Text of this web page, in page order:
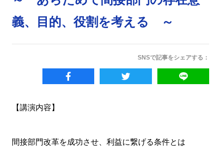
義、目的、役割を考える ～
SNSで記事をシェアする：
【講演内容】
間接部門改革を成功させ、利益に繋げる条件とは